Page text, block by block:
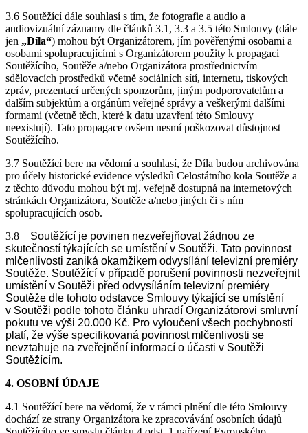
3.6 Soutěžící dále souhlasí s tím, že fotografie a audio a
audiovizuální záznamy dle článků 3.1, 3.3 a 3.5 této Smlouvy (dále
jen „Díla“) mohou být Organizátorem, jím pověřenými osobami a
osobami spolupracujícími s Organizátorem použity k propagaci
Soutěžícího, Soutěže a/nebo Organizátora prostřednictvím
sdělovacích prostředků včetně sociálních sítí, internetu, tiskových
zpráv, prezentací určených sponzorům, jiným podporovatelům a
dalším subjektům a orgánům veřejné správy a veškerými dalšími
formami (včetně těch, které k datu uzavření této Smlouvy
neexistují). Tato propagace ovšem nesmí poškozovat důstojnost
Soutěžícího.
3.7 Soutěžící bere na vědomí a souhlasí, že Díla budou archivována
pro účely historické evidence výsledků Celostátního kola Soutěže a
z těchto důvodu mohou být mj. veřejně dostupná na internetových
stránkách Organizátora, Soutěže a/nebo jiných či s ním
spolupracujících osob.
3.8
Soutěžící je povinen nezveřejňovat žádnou ze
skutečností týkajících se umístění v Soutěži. Tato povinnost
mlčenlivosti zaniká okamžikem odvysílání televizní premiéry
Soutěže. Soutěžící v případě porušení povinnosti nezveřejnit
umístění v Soutěži před odvysíláním televizní premiéry
Soutěže dle tohoto odstavce Smlouvy týkající se umístění
v Soutěži podle tohoto článku uhradí Organizátorovi smluvní
pokutu ve výši 20.000 Kč. Pro vyloučení všech pochybností
platí, že výše specifikovaná povinnost mlčenlivosti se
nevztahuje na zveřejnění informací o účasti v Soutěži
Soutěžícím.
4. OSOBNÍ ÚDAJE
4.1 Soutěžící bere na vědomí, že v rámci plnění dle této Smlouvy
dochází ze strany Organizátora ke zpracovávání osobních údajů